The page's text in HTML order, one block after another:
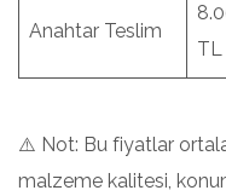
Anahtar Teslim
TL
⚠️ Not: Bu fiyatlar
malzeme kalitesi,